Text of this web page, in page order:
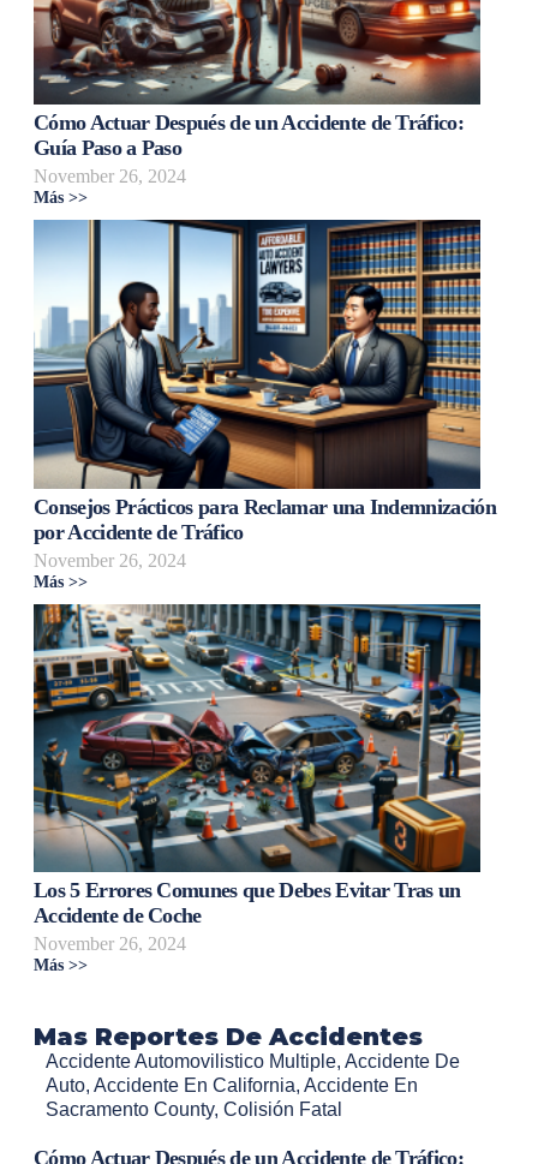
Cómo Actuar Después de un Accidente de Tráfico:
Guía Paso a Paso
November 26, 2024
Más >>
Consejos Prácticos para Reclamar una Indemnización
por Accidente de Tráfico
November 26, 2024
Más >>
Los 5 Errores Comunes que Debes Evitar Tras un
Accidente de Coche
November 26, 2024
Más >>
Mas Reportes De Accidentes
Accidente Automovilistico Multiple, Accidente De
Auto, Accidente En California, Accidente En
Sacramento County, Colisión Fatal
Cómo Actuar Después de un Accidente de Tráfico: